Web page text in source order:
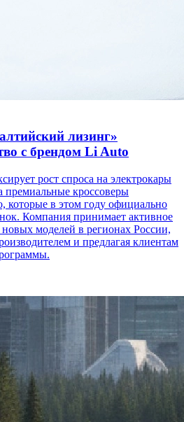
лизинг»
с брендом Li Auto
рост спроса на электрокары
премиальные кроссоверы
которые в этом году официально
Компания принимает активное
новых моделей в регионах России,
и предлагая клиентам